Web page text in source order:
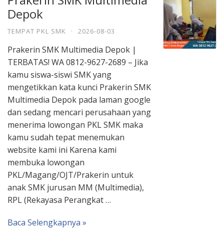
Depok
TEMPAT PKL SMK · 2026-08-03
Prakerin SMK Multimedia Depok |
TERBATAS! WA 0812-9627-2689 – Jika
kamu siswa-siswi SMK yang
mengetikkan kata kunci Prakerin SMK
Multimedia Depok pada laman google
dan sedang mencari perusahaan yang
menerima lowongan PKL SMK maka
kamu sudah tepat menemukan
website kami ini Karena kami
membuka lowongan
PKL/Magang/OJT/Prakerin untuk
anak SMK jurusan MM (Multimedia),
RPL (Rekayasa Perangkat …
Baca Selengkapnya »